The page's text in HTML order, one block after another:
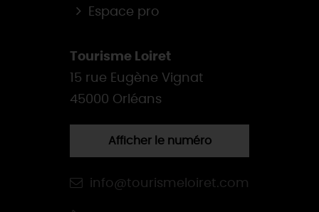
Espace pro
Tourisme Loiret
15 rue Eugène Vignat
45000 Orléans
Afficher le numéro
info@tourismeloiret.com